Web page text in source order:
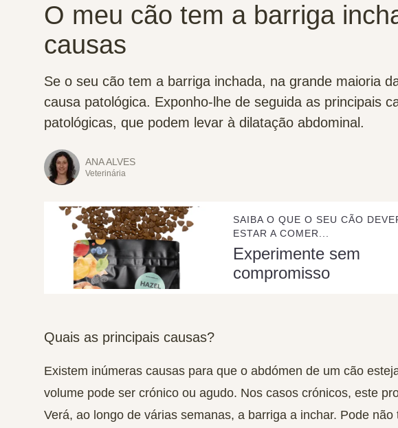
O meu cão tem a barriga
causas
Se o seu cão tem a barriga inchada, na grande maioria
causa patológica. Exponho-lhe de seguida as principais
patológicas, que podem levar à dilatação abdominal.
ANA ALVES
Veterinária
SAIBA O QUE O SEU CÃO
ESTAR A COMER...
Experimente sem
compromisso
Quais as principais causas?
Existem inúmeras causas para que o abdómen de um cão
volume pode ser crónico ou agudo. Nos casos crónicos, este
Verá, ao longo de várias semanas, a barriga a inchar. Pode